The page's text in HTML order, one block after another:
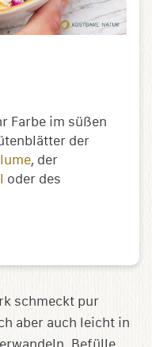
Farbe im süßen
der
, der
oder des
schmeckt pur
aber auch leicht in